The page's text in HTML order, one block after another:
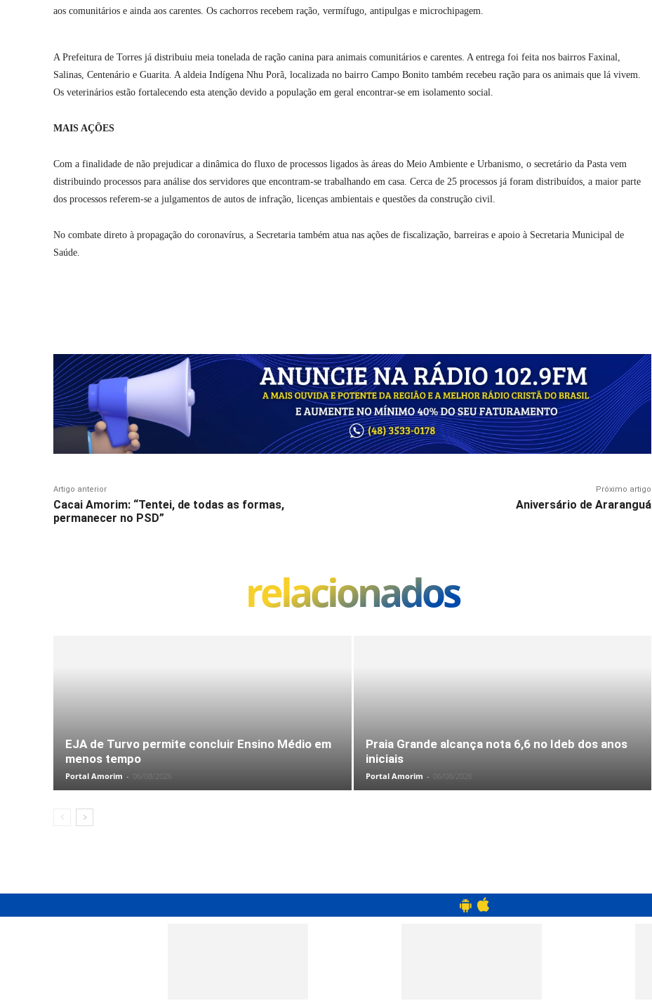
aos comunitários e ainda aos carentes. Os cachorros recebem ração, vermífugo, antipulgas e microchipagem.
A Prefeitura de Torres já distribuiu meia tonelada de ração canina para animais comunitários e carentes. A entrega foi feita nos bairros Faxinal,
Salinas, Centenário e Guarita. A aldeia Indígena Nhu Porã, localizada no bairro Campo Bonito também recebeu ração para os animais que lá vivem.
Os veterinários estão fortalecendo esta atenção devido a população em geral encontrar-se em isolamento social.
MAIS AÇÕES
Com a finalidade de não prejudicar a dinâmica do fluxo de processos ligados às áreas do Meio Ambiente e Urbanismo, o secretário da Pasta vem
distribuindo processos para análise dos servidores que encontram-se trabalhando em casa. Cerca de 25 processos já foram distribuídos, a maior parte
dos processos referem-se a julgamentos de autos de infração, licenças ambientais e questões da construção civil.
No combate direto à propagação do coronavírus, a Secretaria também atua nas ações de fiscalização, barreiras e apoio à Secretaria Municipal de
Saúde.
Artigo anterior
Cacai Amorim: “Tentei, de todas as formas,
permanecer no PSD”
Próximo artigo
Aniversário de Araranguá
relacionados
EJA de Turvo permite concluir Ensino Médio em
menos tempo
Portal Amorim - 06/08/2026
Praia Grande alcança nota 6,6 no Ideb dos anos
iniciais
Portal Amorim - 06/08/2026